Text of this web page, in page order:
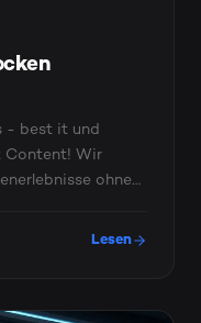
- best it und
Content! Wir
ohne
Lesen